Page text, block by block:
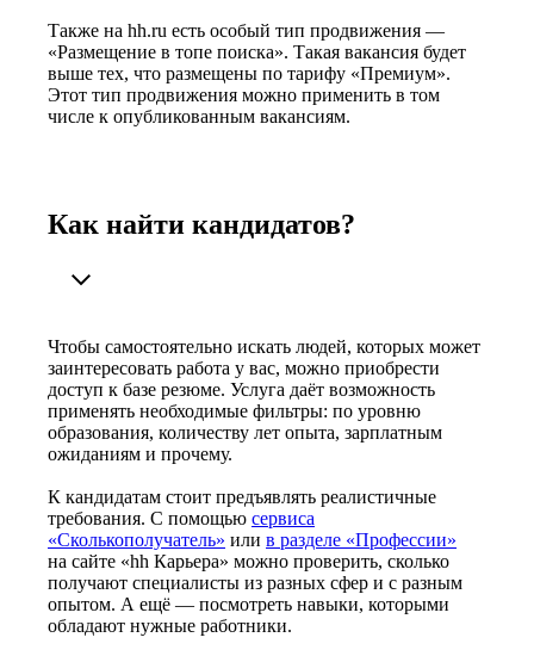
Также на hh.ru есть особый тип продвижения —
«Размещение в топе поиска». Такая вакансия будет
выше тех, что размещены по тарифу «Премиум».
Этот тип продвижения можно применить в том
числе к опубликованным вакансиям.
Как найти кандидатов?
Чтобы самостоятельно искать людей, которых может
заинтересовать работа у вас, можно приобрести
доступ к базе резюме. Услуга даёт возможность
применять необходимые фильтры: по уровню
образования, количеству лет опыта, зарплатным
ожиданиям и прочему.
К кандидатам стоит предъявлять реалистичные
требования. С помощью сервиса
«Сколькополучатель» или в разделе «Профессии»
на сайте «hh Карьера» можно проверить, сколько
получают специалисты из разных сфер и с разным
опытом. А ещё — посмотреть навыки, которыми
обладают нужные работники.